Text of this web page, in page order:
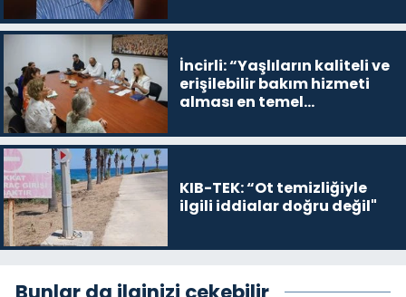
İncirli: “Yaşlıların kaliteli ve
erişilebilir bakım hizmeti
alması en temel
KIB-TEK: “Ot temizliğiyle
ilgili iddialar doğru değil"